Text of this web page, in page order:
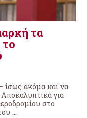
τα
το
ίσως ακόμα και να
Αποκαλυπτικά για
στο
...